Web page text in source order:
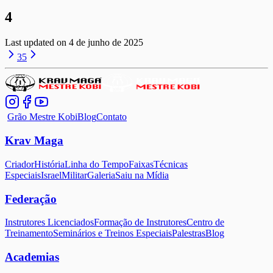
4
Last updated on 4 de junho de 2025
35
Grão Mestre KobiBlogContato
Krav Maga
CriadorHistóriaLinha do TempoFaixasTécnicas
EspeciaisIsraelMilitarGaleriaSaiu na Mídia
Federação
Instrutores LicenciadosFormação de InstrutoresCentro de
TreinamentoSeminários e Treinos EspeciaisPalestrasBlog
Academias